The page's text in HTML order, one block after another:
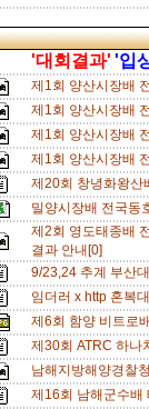
'대회결과' '입
제1회 양산시장배
제1회 양산시장배
제1회 양산시장배
제1회 양산시장배
제20회 창녕화왕
밀양시장배 전국
제2회 영도태종배
결과 안내[0]
9/23,24 추계 부산
임더러 x http 혼복
제6회 함양 비트로
제30회 ATRC 하
남해지방해양경찰
제16회 남해군수